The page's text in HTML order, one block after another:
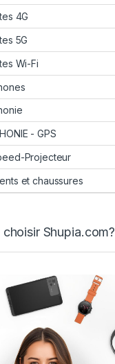
4G
5G
Wi-Fi
- GPS
Projecteur
et chaussures
Shupia.com?